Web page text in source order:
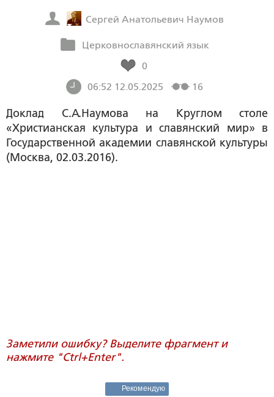
Сергей Анатольевич Наумов
Церковнославянский язык
0
06:52 12.05.2025
16
Доклад С.А.Наумова на Круглом столе
«Христианская культура и славянский мир» в
Государственной академии славянской культуры
(Москва, 02.03.2016).
Заметили ошибку? Выделите фрагмент и
нажмите "Ctrl+Enter".
Рекомендую